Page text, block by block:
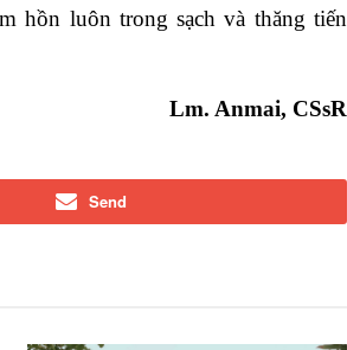
hồn luôn trong sạch và thăng tiến
Lm. Anmai, CSsR
Send